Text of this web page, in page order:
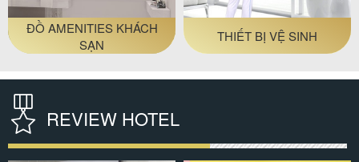
ĐỒ AMENITIES KHÁCH
SẠN
THIẾT BỊ VỆ SINH
REVIEW HOTEL